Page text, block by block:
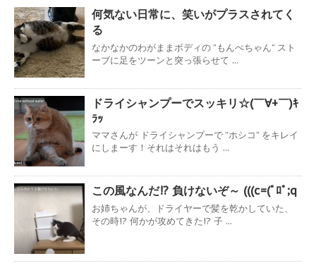
何気ない日常に、笑いがプラスされてく
る
なかなかのわがままボディの ”もんぺちゃん” スト
ーブに足をツーンと突っ張らせて ...
ドライシャンプーでスッキリ☆(￣∀+￣)ｷ
ﾗｯ
ママさんが ドライシャンプーで ”ホシコ” をキレイ
にしまーす！それはそれはもう ...
この風なんだ!? 負けないぞ～ (((c=(ﾟﾛﾟ;q
お姉ちゃんが、ドライヤーで髪を乾かしていた、
その時!? 何かが攻めてきた!? 子 ...